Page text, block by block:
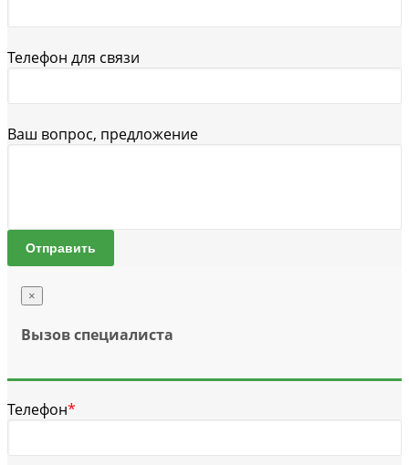
Телефон для связи
Ваш вопрос, предложение
Отправить
×
Вызов специалиста
Телефон*